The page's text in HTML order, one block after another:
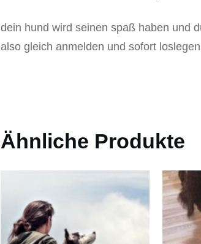
dein hund wird seinen spaß haben und
also gleich anmelden und sofort
Ähnliche Produkte